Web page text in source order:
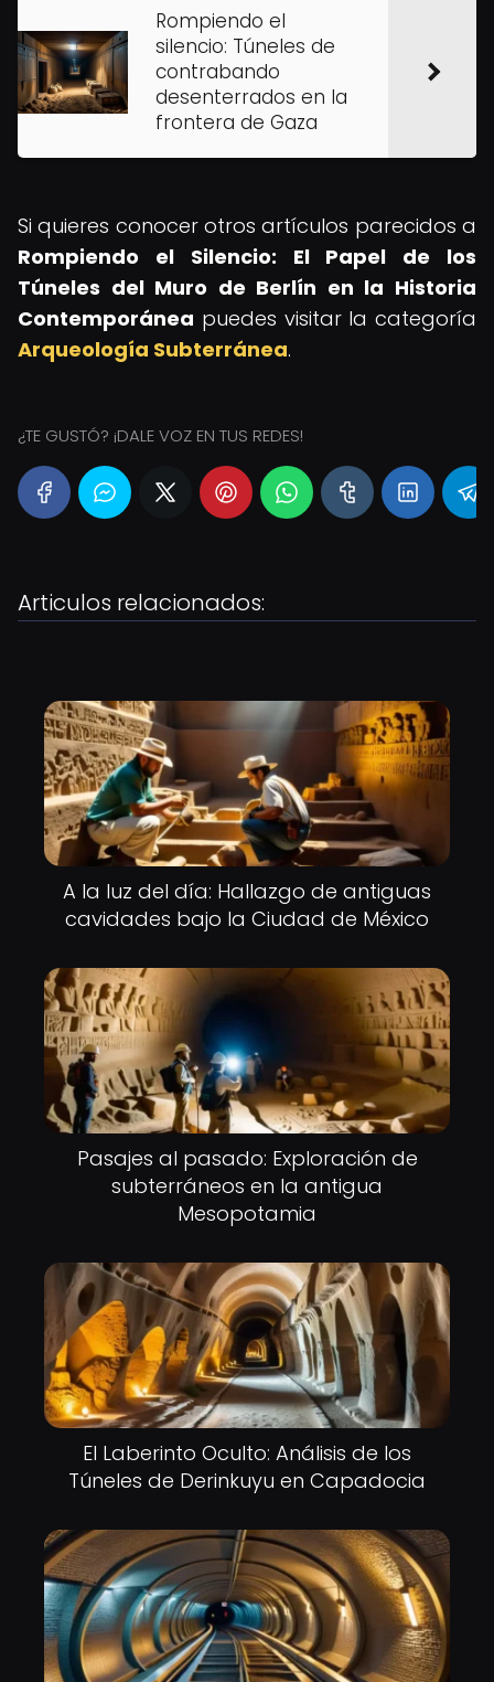
Rompiendo el
silencio: Túneles de
contrabando
desenterrados en la
frontera de Gaza
Si quieres conocer otros artículos parecidos a
Rompiendo el Silencio: El Papel de los
Túneles del Muro de Berlín en la Historia
Contemporánea puedes visitar la categoría
Arqueología Subterránea.
¿TE GUSTÓ? ¡DALE VOZ EN TUS REDES!
Articulos relacionados:
A la luz del día: Hallazgo de antiguas
cavidades bajo la Ciudad de México
Pasajes al pasado: Exploración de
subterráneos en la antigua
Mesopotamia
El Laberinto Oculto: Análisis de los
Túneles de Derinkuyu en Capadocia